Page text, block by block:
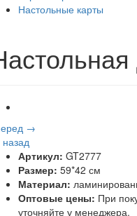
Настольные карты
→
Артикул: GT2777
Размер: 59*42 см
Материал:
Оптовые цены: При
уточняйте у менеджера.